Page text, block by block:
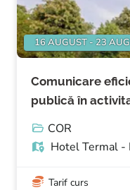
16 AUGUST - 23
Comunicare
publică în
COR
Hotel Termal -
Tarif curs